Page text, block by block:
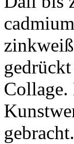
Collage.
gebracht.